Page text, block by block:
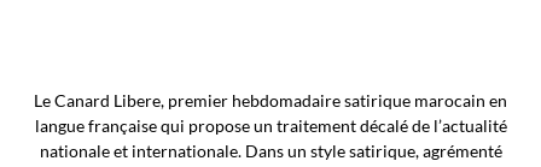
Le Canard Libere, premier hebdomadaire satirique marocain en
langue française qui propose un traitement décalé de l’actualité
nationale et internationale. Dans un style satirique, agrémenté